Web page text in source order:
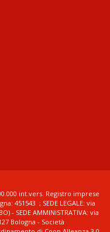
int.vers. Registro imprese
451543 ; SEDE LEGALE: via
- SEDE AMMINISTRATIVA: via
Bologna - Società